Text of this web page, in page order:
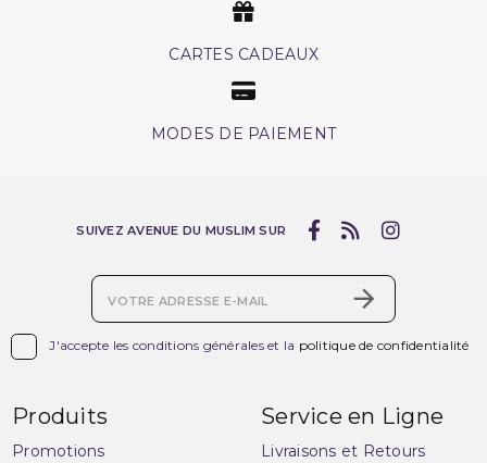
CARTES CADEAUX
MODES DE PAIEMENT
J'accepte les conditions générales et la politique de confidentialité
SUIVEZ AVENUE DU MUSLIM SUR
Produits
Promotions
Service en Ligne
Livraisons et Retours